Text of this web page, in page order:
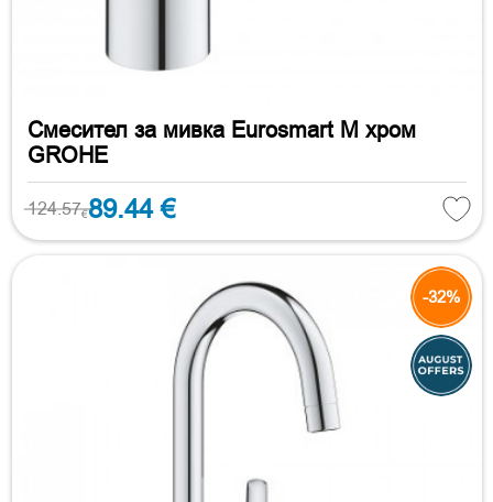
Смесител за мивка Eurosmart M хром
GROHE
124.57€89.44 €
-32%